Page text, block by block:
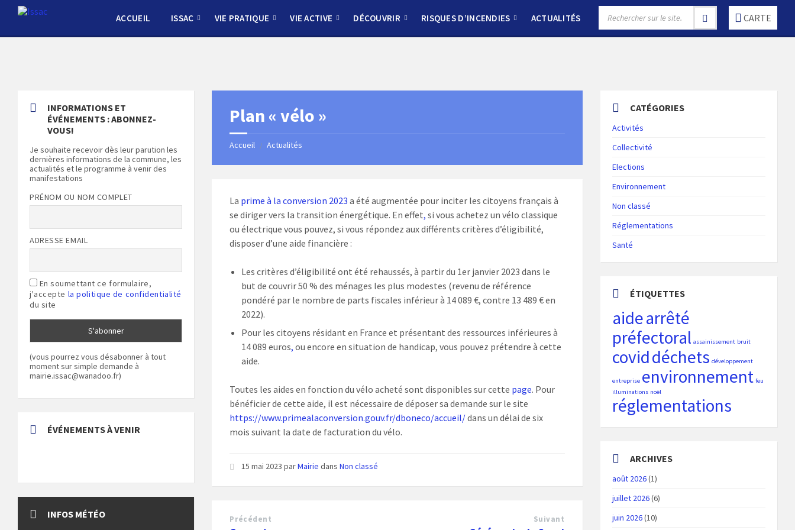
sidebar
sidebar
ACCUEIL ISSAC VIE PRATIQUE VIE ACTIVE DÉCOUVRIR RISQUES D’INCENDIES ACTUALITÉS CARTE
Plan « vélo »
Accueil / Actualités
La prime à la conversion 2023 a été augmentée pour inciter les citoyens français à
se diriger vers la transition énergétique. En effet, si vous achetez un vélo classique
ou électrique vous pouvez, si vous répondez aux différents critères d’éligibilité,
disposer d’une aide financière :
Les critères d’éligibilité ont été rehaussés, à partir du 1er janvier 2023 dans le
but de couvrir 50 % des ménages les plus modestes (revenu de référence
pondéré par le nombre de parts fiscales inférieur à 14 089 €, contre 13 489 € en
2022).
Pour les citoyens résidant en France et présentant des ressources inférieures à
14 089 euros, ou encore en situation de handicap, vous pouvez prétendre à cette
aide.
Toutes les aides en fonction du vélo acheté sont disponibles sur cette page. Pour
bénéficier de cette aide, il est nécessaire de déposer sa demande sur le site
https://www.primealaconversion.gouv.fr/dboneco/accueil/dans un délai de six
mois suivant la date de facturation du vélo.
15 mai 2023parMairie dansNon classé
Précédent Suivant
INFORMATIONS ET
ÉVÉNEMENTS : ABONNEZ-
VOUS!
Je souhaite recevoir dès leur parution les
dernières informations de la commune, les
actualités et le programme à venir des
manifestations
PRÉNOM OU NOM COMPLET
ADRESSE EMAIL
En soumettant ce formulaire,
j'accepte la politique de confidentialité
du site
(vous pourrez vous désabonner à tout
moment sur simple demande à
mairie.issac@wanadoo.fr)
ÉVÉNEMENTS À VENIR
INFOS MÉTÉO
CATÉGORIES
Activités
Collectivité
Elections
Environnement
Non classé
Réglementations
Santé
ÉTIQUETTES
aidearrêté
préfectoral assainissement bruit
coviddéchets développement
entreprise environnement feu
illuminations noël
réglementations
ARCHIVES
août 2026(1)
juillet 2026(6)
juin 2026(10)